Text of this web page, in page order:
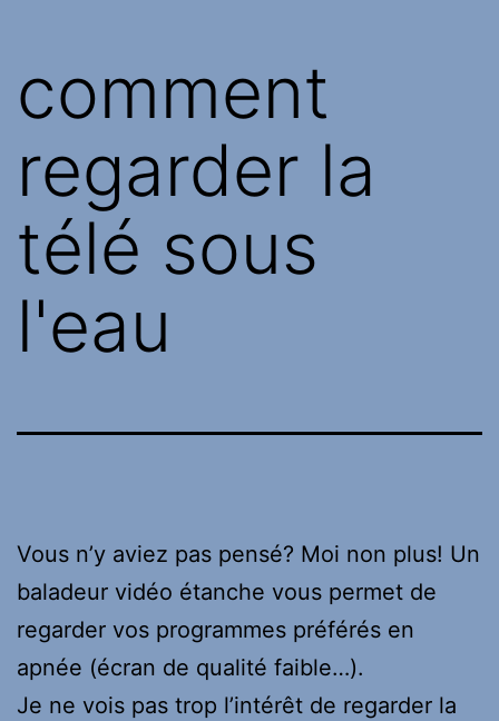
comment
regarder la
télé sous
l'eau
Vous n’y aviez pas pensé? Moi non plus! Un
baladeur vidéo étanche vous permet de
regarder vos programmes préférés en
apnée (écran de qualité faible…).
Je ne vois pas trop l’intérêt de regarder la